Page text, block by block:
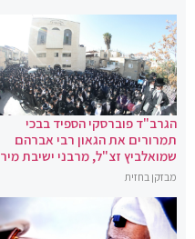
הגרב"ד פוברסקי הספיד בבכי
תמרורים את הגאון רבי אברהם
שמואלביץ זצ"ל, מרבני ישיבת מיר
מבזקן בחזית